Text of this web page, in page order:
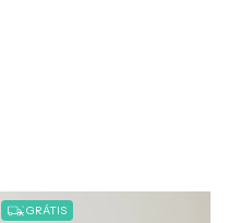
GRÁTIS